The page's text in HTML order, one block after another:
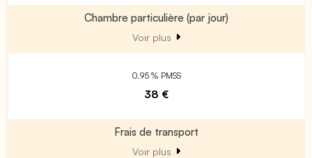
Chambre particulière (par jour)
Voir plus
0.95 % PMSS
38 €
Frais de transport
Voir plus